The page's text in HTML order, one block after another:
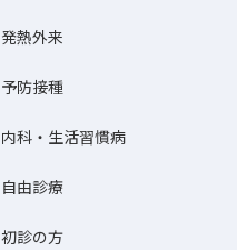
発熱外来
予防接種
内科・生活習慣病
自由診療
初診の方